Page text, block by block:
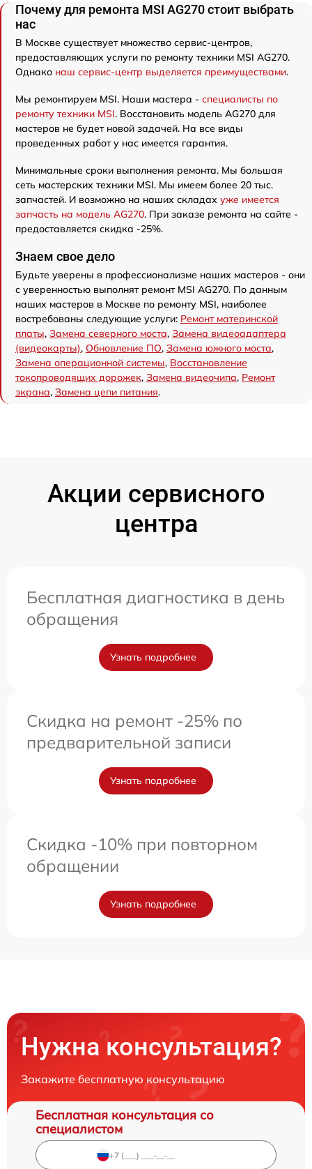
Почему для ремонта MSI AG270 стоит выбрать
нас
В Москве существует множество сервис-центров,
предоставляющих услуги по ремонту техники MSI AG270.
Однако наш сервис-центр выделяется преимуществами.
Мы ремонтируем MSI. Наши мастера - специалисты по
ремонту техники MSI. Восстановить модель AG270 для
мастеров не будет новой задачей. На все виды
проведенных работ у нас имеется гарантия.
Минимальные сроки выполнения ремонта. Мы большая
сеть мастерских техники MSI. Мы имеем более 20 тыс.
запчастей. И возможно на наших складах уже имеется
запчасть на модель AG270. При заказе ремонта на сайте -
предоставляется скидка -25%.
Знаем свое дело
Будьте уверены в профессионализме наших мастеров - они
с уверенностью выполнят ремонт MSI AG270. По данным
наших мастеров в Москве по ремонту MSI, наиболее
востребованы следующие услуги: Ремонт материнской
платы, Замена северного моста, Замена видеоадаптера
(видеокарты), Обновление ПО, Замена южного моста,
Замена операционной системы, Восстановление
токопроводящих дорожек, Замена видеочипа, Ремонт
экрана, Замена цепи питания.
Акции сервисного
центра
Бесплатная диагностика в день
обращения
Узнать подробнее
Скидка на ремонт -25% по
предварительной записи
Узнать подробнее
Скидка -10% при повторном
обращении
Узнать подробнее
Нужна консультация?
Закажите бесплатную консультацию
Бесплатная консультация со
специалистом